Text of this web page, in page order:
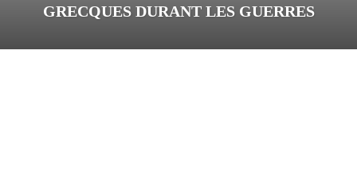
GRECQUES DURANT LES GUERRES